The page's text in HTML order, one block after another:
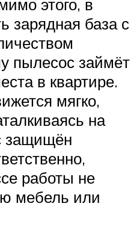
этого, в
зарядная база с
пылесос займёт
в квартире.
мягко,
на
защищён
работы не
мебель или